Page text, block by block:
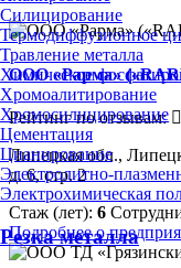
Силицирование
Термодиффузионное
Травление металла
Химическое
Хромоалитирование
Хромосилицирование
Цементация
Цианирование
Электролитно-
Электрохимическая
Резка металла
ООО «Рарма»
Рейтинг по отзывам:
Липецкая обл.,
д. 6, стр. 2
Стаж (лет): 6
Подробнее о